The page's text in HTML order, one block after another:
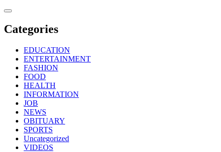
Skip
content
Categories
EDUCATION
ENTERTAINMENT
FASHION
FOOD
HEALTH
INFORMATION
JOB
NEWS
OBITUARY
SPORTS
Uncategorized
VIDEOS